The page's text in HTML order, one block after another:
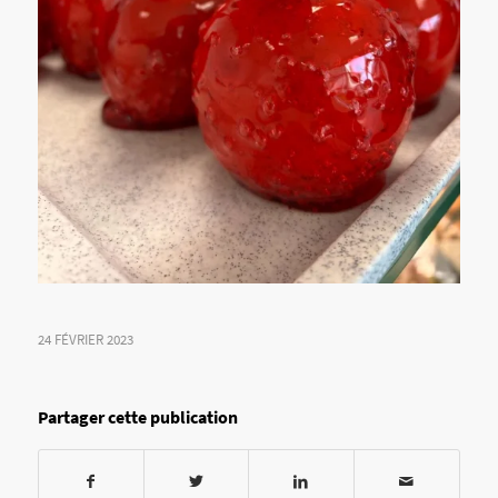
24 FÉVRIER 2023
Partager cette publication